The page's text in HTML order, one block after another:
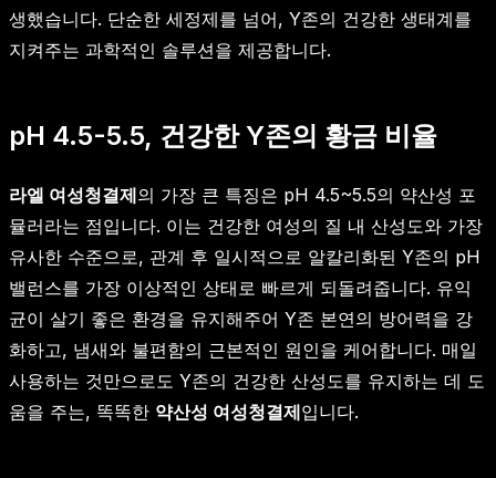
생했습니다. 단순한 세정제를 넘어, Y존의 건강한 생태계를
지켜주는 과학적인 솔루션을 제공합니다.
pH 4.5-5.5, 건강한 Y존의 황금 비율
라엘 여성청결제의 가장 큰 특징은 pH 4.5~5.5의 약산성 포
뮬러라는 점입니다. 이는 건강한 여성의 질 내 산성도와 가장
유사한 수준으로, 관계 후 일시적으로 알칼리화된 Y존의 pH
밸런스를 가장 이상적인 상태로 빠르게 되돌려줍니다. 유익
균이 살기 좋은 환경을 유지해주어 Y존 본연의 방어력을 강
화하고, 냄새와 불편함의 근본적인 원인을 케어합니다. 매일
사용하는 것만으로도 Y존의 건강한 산성도를 유지하는 데 도
움을 주는, 똑똑한 약산성 여성청결제입니다.